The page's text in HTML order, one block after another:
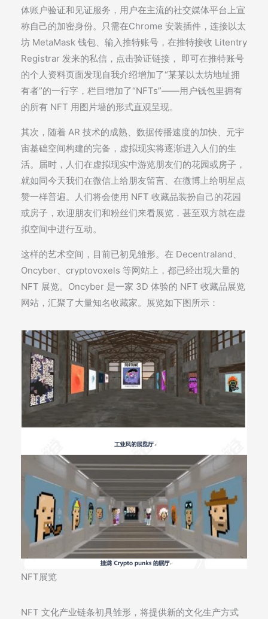
体账户验证和见证服务，用户在主流的社交媒体平台上宣
称自己的加密身份。只需在Chrome 安装插件，连接以太
坊 MetaMask 钱包、输入推特账号，在推特接收 Litentry
Registrar 发来的私信，点击验证链接， 即可在推特账号
的个人资料页面发现自我介绍增加了“某某以太坊地址拥
有者”的一行字，栏目增加了“NFTs”——用户钱包里拥有
的所有 NFT 用图片墙的形式直观呈现。
其次，随着 AR 技术的成熟、数据传播速度的加快、元宇
宙基础空间构建的完备，虚拟现实将逐渐进入人们的生
活。届时，人们在虚拟现实中游览朋友们的花园或房子，
就如同今天我们在微信上给朋友留言、在微博上给明星点
赞一样普遍。人们将会使用 NFT 收藏品装扮自己的花园
或房子，欢迎朋友们和粉丝们来看展览，甚至双方就在虚
拟空间中进行互动。
这样的艺术空间，目前已初见雏形。在 Decentraland、
Oncyber、cryptovoxels 等网站上，都已经出现大量的
NFT 展览。Oncyber 是一家 3D 体验的 NFT 收藏品展览
网站，汇聚了大量知名收藏家。展览如下图所示：
NFT展览
NFT 文化产业链条初具雏形，将提供新的文化生产方式